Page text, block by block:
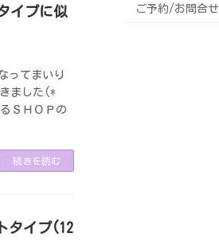
イプに似
ってまいり
ました(*
ＳＨＯＰの
続きを読む
タイプ(12
ご予約/お問合せ